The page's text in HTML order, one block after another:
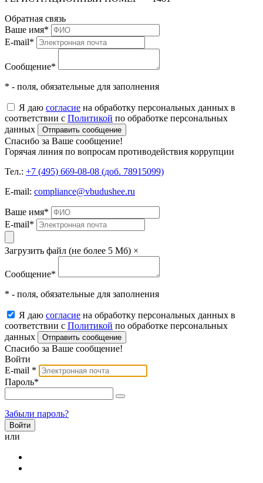
Обратная связь
Ваше имя*
E-mail*
Сообщение*
* - поля, обязательные для заполнения
Я даю согласие на обработку персональных данных в
соответствии с Политикой по обработке персональных
данных
Отправить сообщение
Спасибо за Ваше сообщение!
Горячая линия по вопросам противодействия коррупции
Тел.: +7 (495) 669-08-08 (доб. 78915099)
E-mail: compliance@vbudushee.ru
Ваше имя*
E-mail*
Загрузить файл (не более 5 Мб) ×
Сообщение*
* - поля, обязательные для заполнения
Я даю согласие на обработку персональных данных в
соответствии с Политикой по обработке персональных
данных
Отправить сообщение
Спасибо за Ваше сообщение!
Войти
E-mail *
Пароль*
Забыли пароль?
или